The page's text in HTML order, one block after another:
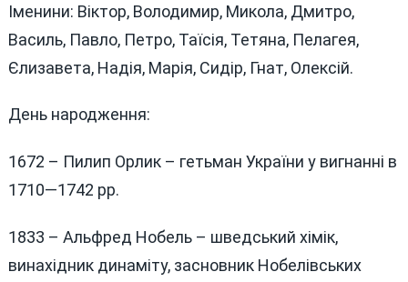
Іменини: Віктор, Володимир, Микола, Дмитро,
Василь, Павло, Петро, Таїсія, Тетяна, Пелагея,
Єлизавета, Надія, Марія, Сидір, Гнат, Олексій.
День народження:
1672 – Пилип Орлик – гетьман України у вигнанні в
1710—1742 рр.
1833 – Альфред Нобель – шведський хімік,
винахідник динаміту, засновник Нобелівських